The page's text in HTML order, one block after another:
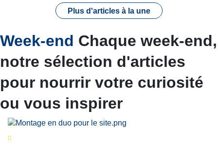
Plus d'articles à la une
Week-end Chaque week-end,
notre sélection d'articles
pour nourrir votre curiosité
ou vous inspirer